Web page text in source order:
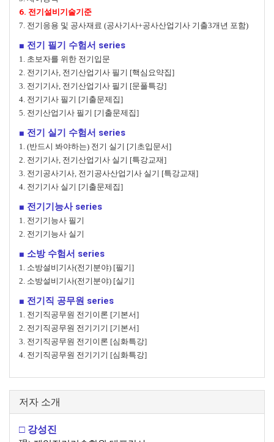
6. 전기설비기술기준
7. 전기응용 및 공사재료 (공사기사+공사산업기사 기출3개년 포함)
■ 전기 필기 수험서 series
1. 초보자를 위한 전기입문
2. 전기기사, 전기산업기사 필기 [핵심요약집]
3. 전기기사, 전기산업기사 필기 [문풀특강]
4. 전기기사 필기 [기출문제집]
5. 전기산업기사 필기 [기출문제집]
■ 전기 실기 수험서 series
1. (반드시 봐야하는) 전기 실기 [기초입문서]
2. 전기기사, 전기산업기사 실기 [특강교재]
3. 전기공사기사, 전기공사산업기사 실기 [특강교재]
4. 전기기사 실기 [기출문제집]
■ 전기기능사 series
1. 전기기능사 필기
2. 전기기능사 실기
■ 소방 수험서 series
1. 소방설비기사(전기분야) [필기]
2. 소방설비기사(전기분야) [실기]
■ 전기직 공무원 series
1. 전기직공무원 전기이론 [기본서]
2. 전기직공무원 전기기기 [기본서]
3. 전기직공무원 전기이론 [심화특강]
4. 전기직공무원 전기기기 [심화특강]
저자 소개
□ 강성진